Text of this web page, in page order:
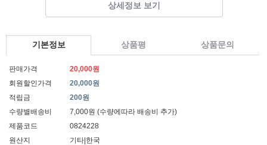
상세정보 보기
기본정보 상품평 상품문의
판매가격
20,000원
회원할인가격
20,000원
적립금
200원
수량별배송비
7,000원 (수량에따라 배송비 추가)
제품코드
0824228
원산지
기타|한국